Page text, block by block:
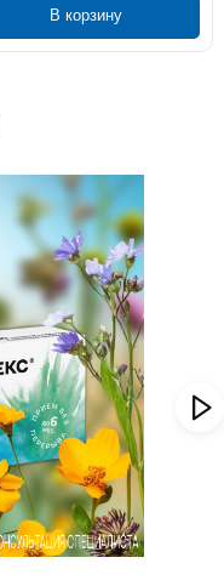
В корзину